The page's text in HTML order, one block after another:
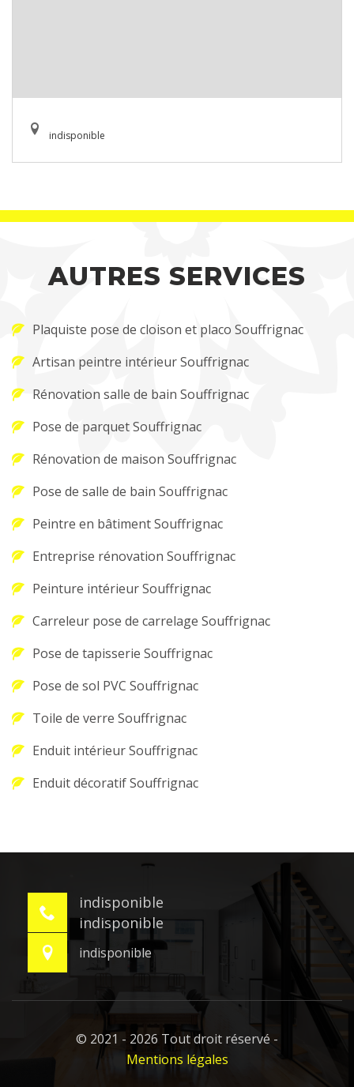
indisponible
AUTRES SERVICES
Plaquiste pose de cloison et placo Souffrignac
Artisan peintre intérieur Souffrignac
Rénovation salle de bain Souffrignac
Pose de parquet Souffrignac
Rénovation de maison Souffrignac
Pose de salle de bain Souffrignac
Peintre en bâtiment Souffrignac
Entreprise rénovation Souffrignac
Peinture intérieur Souffrignac
Carreleur pose de carrelage Souffrignac
Pose de tapisserie Souffrignac
Pose de sol PVC Souffrignac
Toile de verre Souffrignac
Enduit intérieur Souffrignac
Enduit décoratif Souffrignac
indisponible
indisponible
indisponible
© 2021 - 2026 Tout droit réservé -
Mentions légales